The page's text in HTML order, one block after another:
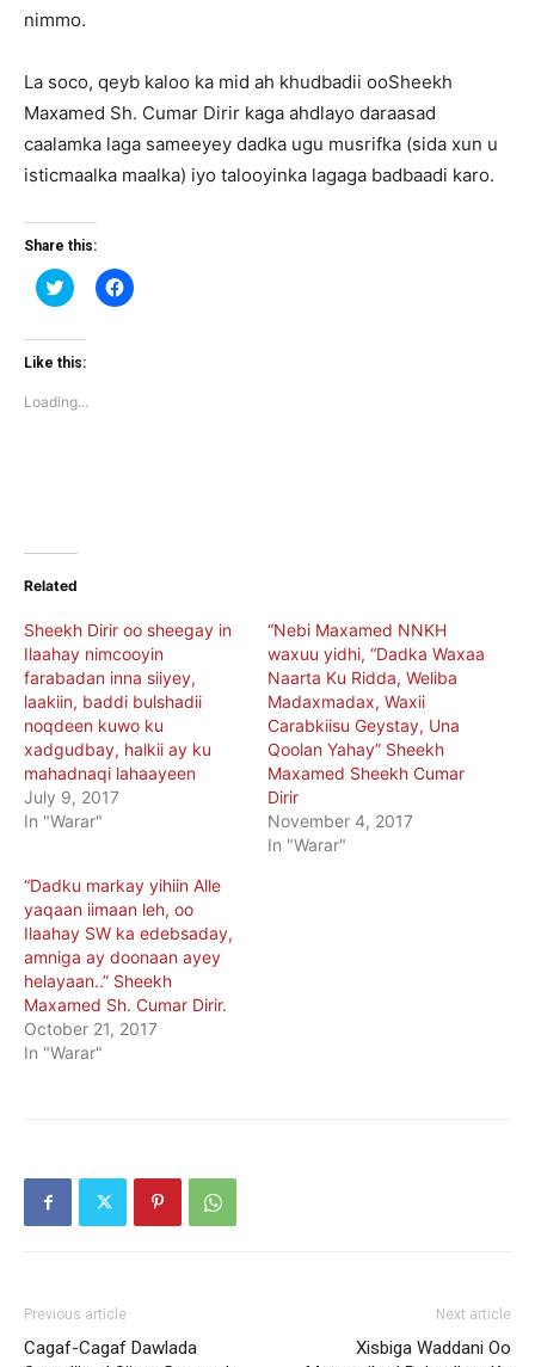
nimmo.
La soco, qeyb kaloo ka mid ah khudbadii ooSheekh
Maxamed Sh. Cumar Dirir kaga ahdlayo daraasad
caalamka laga sameeyey dadka ugu musrifka (sida xun u
isticmaalka maalka) iyo talooyinka lagaga badbaadi karo.
Share this:
Click
to
Twitter
(Opens
window)
Click
to
Like this:
Loading...
Related
Sheekh Dirir oo sheegay in
Ilaahay nimcooyin
farabadan inna siiyey,
laakiin, baddi bulshadii
noqdeen kuwo ku
xadgudbay, halkii ay ku
mahadnaqi lahaayeen
July 9, 2017
In "Warar"
“Nebi Maxamed NNKH
waxuu yidhi, “Dadka Waxaa
Naarta Ku Ridda, Weliba
Madaxmadax, Waxii
Carabkiisu Geystay, Una
Qoolan Yahay” Sheekh
Maxamed Sheekh Cumar
Dirir
November 4, 2017
In "Warar"
“Dadku markay yihiin Alle
yaqaan iimaan leh, oo
Ilaahay SW ka edebsaday,
amniga ay doonaan ayey
helayaan..” Sheekh
Maxamed Sh. Cumar Dirir.
October 21, 2017
In "Warar"
Previous article
Cagaf-Cagaf Dawlada
Next article
Xisbiga Waddani Oo